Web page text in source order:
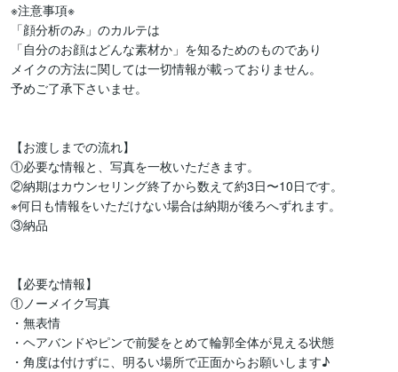
※注意事項※
「顔分析のみ」のカルテは
「自分のお顔はどんな素材か」を知るためのものであり
メイクの方法に関しては一切情報が載っておりません。
予めご了承下さいませ。
【お渡しまでの流れ】
①必要な情報と、写真を一枚いただきます。
②納期はカウンセリング終了から数えて約3日〜10日です。
※何日も情報をいただけない場合は納期が後ろへずれます。
③納品
【必要な情報】
①ノーメイク写真
・無表情
・ヘアバンドやピンで前髪をとめて輪郭全体が見える状態
・角度は付けずに、明るい場所で正面からお願いします♪